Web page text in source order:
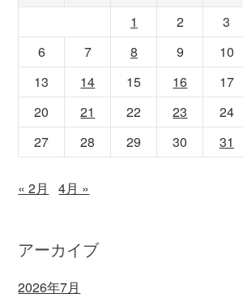
1 2 3
6
7 8 9 10
13
14 15 16 17
20
21 22 23 24
27
28 29 30 31
« 2月 4月 »
アーカイブ
2026年7月